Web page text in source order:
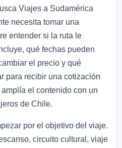
Viajes a Sudamérica
necesita tomar una
entender si la ruta le
qué fechas pueden
el precio y qué
para recibir una cotización
el contenido con un
de Chile.
por el objetivo del viaje.
circuito cultural, viaje